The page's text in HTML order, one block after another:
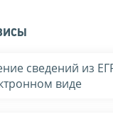
сведений из
виде